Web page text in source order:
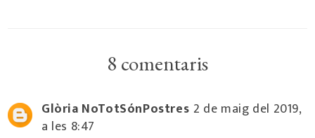
8 comentaris
Glòria NoTotSónPostres 2 de maig del 2019,
a les 8:47